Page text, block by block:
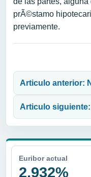
Euribor actual
2,932%
prÃ©stamo
previamente.
Articulo anterior:
Articulo